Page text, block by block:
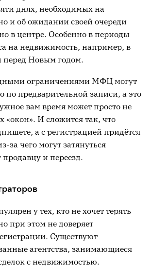
днях, необходимых на
и об ожидании своей очереди
в центре. Особенно в периоды
на недвижимость, например, в
перед Новым годом.
ограничениями МФЦ могут
по предварительной записи, а это
вам время может просто не
«окон». И сложится так, что
а с регистрацией придётся
за чего могут затянуться
продавцу и переезд.
у тех, кто не хочет терять
при этом не доверяет
Существуют
агентства, занимающиеся
с недвижимостью.